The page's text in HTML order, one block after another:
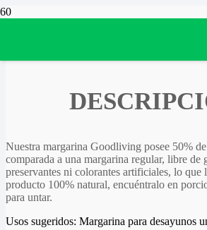
Nuestra margarina Goodliving posee 50%
comparada a una margarina regular, libre de
preservantes ni colorantes artificiales, lo que
producto 100% natural, encuéntralo en
para untar.
Usos sugeridos: Margarina para desayunos